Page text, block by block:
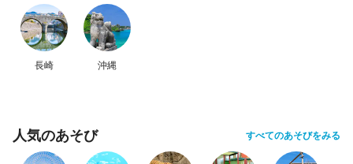
長崎 沖縄
人気のあそび すべてのあそびをみる